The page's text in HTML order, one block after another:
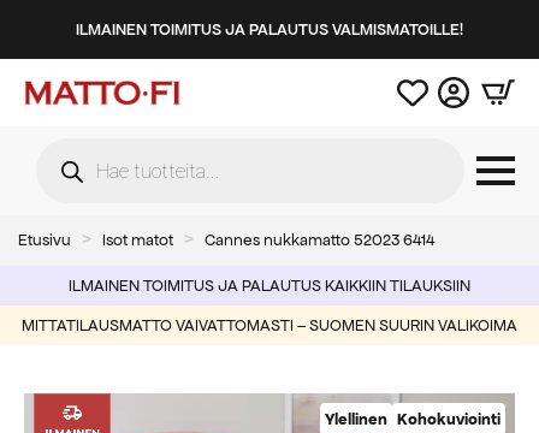
ILMAINEN TOIMITUS JA PALAUTUS VALMISMATOILLE!
search
Etusivu Isot matot Cannes nukkamatto 52023 6414
ILMAINEN TOIMITUS JA PALAUTUS KAIKKIIN TILAUKSIIN
MITTATILAUSMATTO VAIVATTOMASTI – SUOMEN SUURIN VALIKOIMA
Ylellinen Kohokuviointi